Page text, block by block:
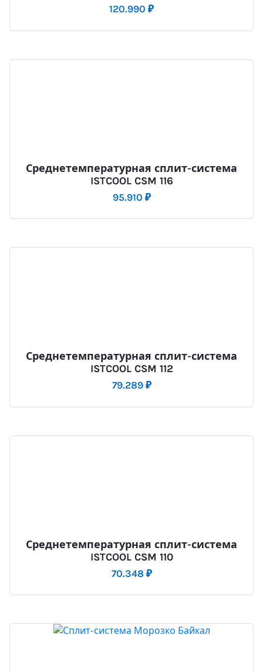
120.990 ₽
Среднетемпературная сплит-система
ISTCOOL CSM 116
95.910 ₽
Среднетемпературная сплит-система
ISTCOOL CSM 112
79.289 ₽
Среднетемпературная сплит-система
ISTCOOL CSM 110
70.348 ₽